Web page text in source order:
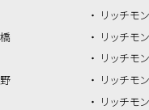
リッチモ
リッチモ
リッチモ
リッチモ
リッチモ